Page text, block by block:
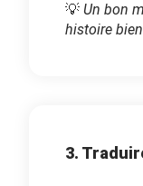
💡 Un bon
histoire
3.